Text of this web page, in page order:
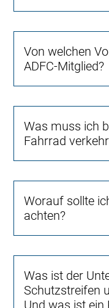
Von welchen
ADFC-Mitglied?
Was muss ich
Fahrrad
Worauf sollte
achten?
Was ist der
Schutzstreifen